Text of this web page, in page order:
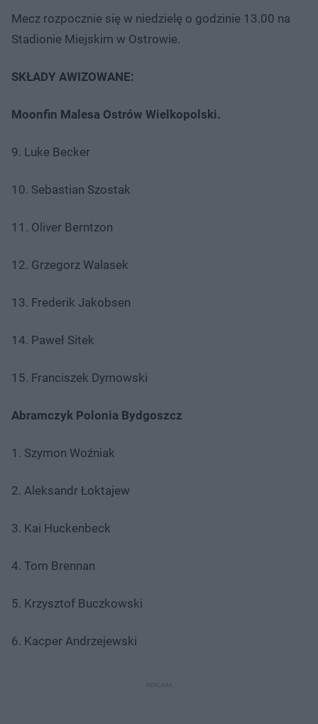
Mecz rozpocznie się w niedzielę o godzinie 13.00 na
Stadionie Miejskim w Ostrowie.
SKŁADY AWIZOWANE:
Moonfin Malesa Ostrów Wielkopolski.
9. Luke Becker
10. Sebastian Szostak
11. Oliver Berntzon
12. Grzegorz Walasek
13. Frederik Jakobsen
14. Paweł Sitek
15. Franciszek Dymowski
Abramczyk Polonia Bydgoszcz
1. Szymon Woźniak
2. Aleksandr Łoktajew
3. Kai Huckenbeck
4. Tom Brennan
5. Krzysztof Buczkowski
6. Kacper Andrzejewski